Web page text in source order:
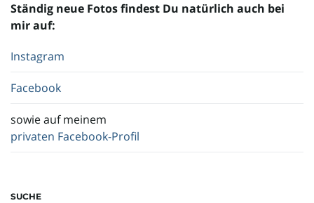
Ständig neue Fotos findest Du natürlich auch bei
mir auf:
Instagram
Facebook
sowie auf meinem
privaten Facebook-Profil
SUCHE